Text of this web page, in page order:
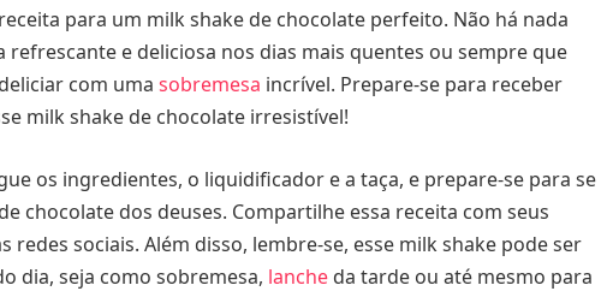
para um milk shake de chocolate perfeito. Não há nada
e deliciosa nos dias mais quentes ou sempre que
com uma sobremesa incrível. Prepare-se para receber
milk shake de chocolate irresistível!
os ingredientes, o liquidificador e a taça, e prepare-se para se
chocolate dos deuses. Compartilhe essa receita com seus
redes sociais. Além disso, lembre-se, esse milk shake pode ser
dia, seja como sobremesa, lanche da tarde ou até mesmo para